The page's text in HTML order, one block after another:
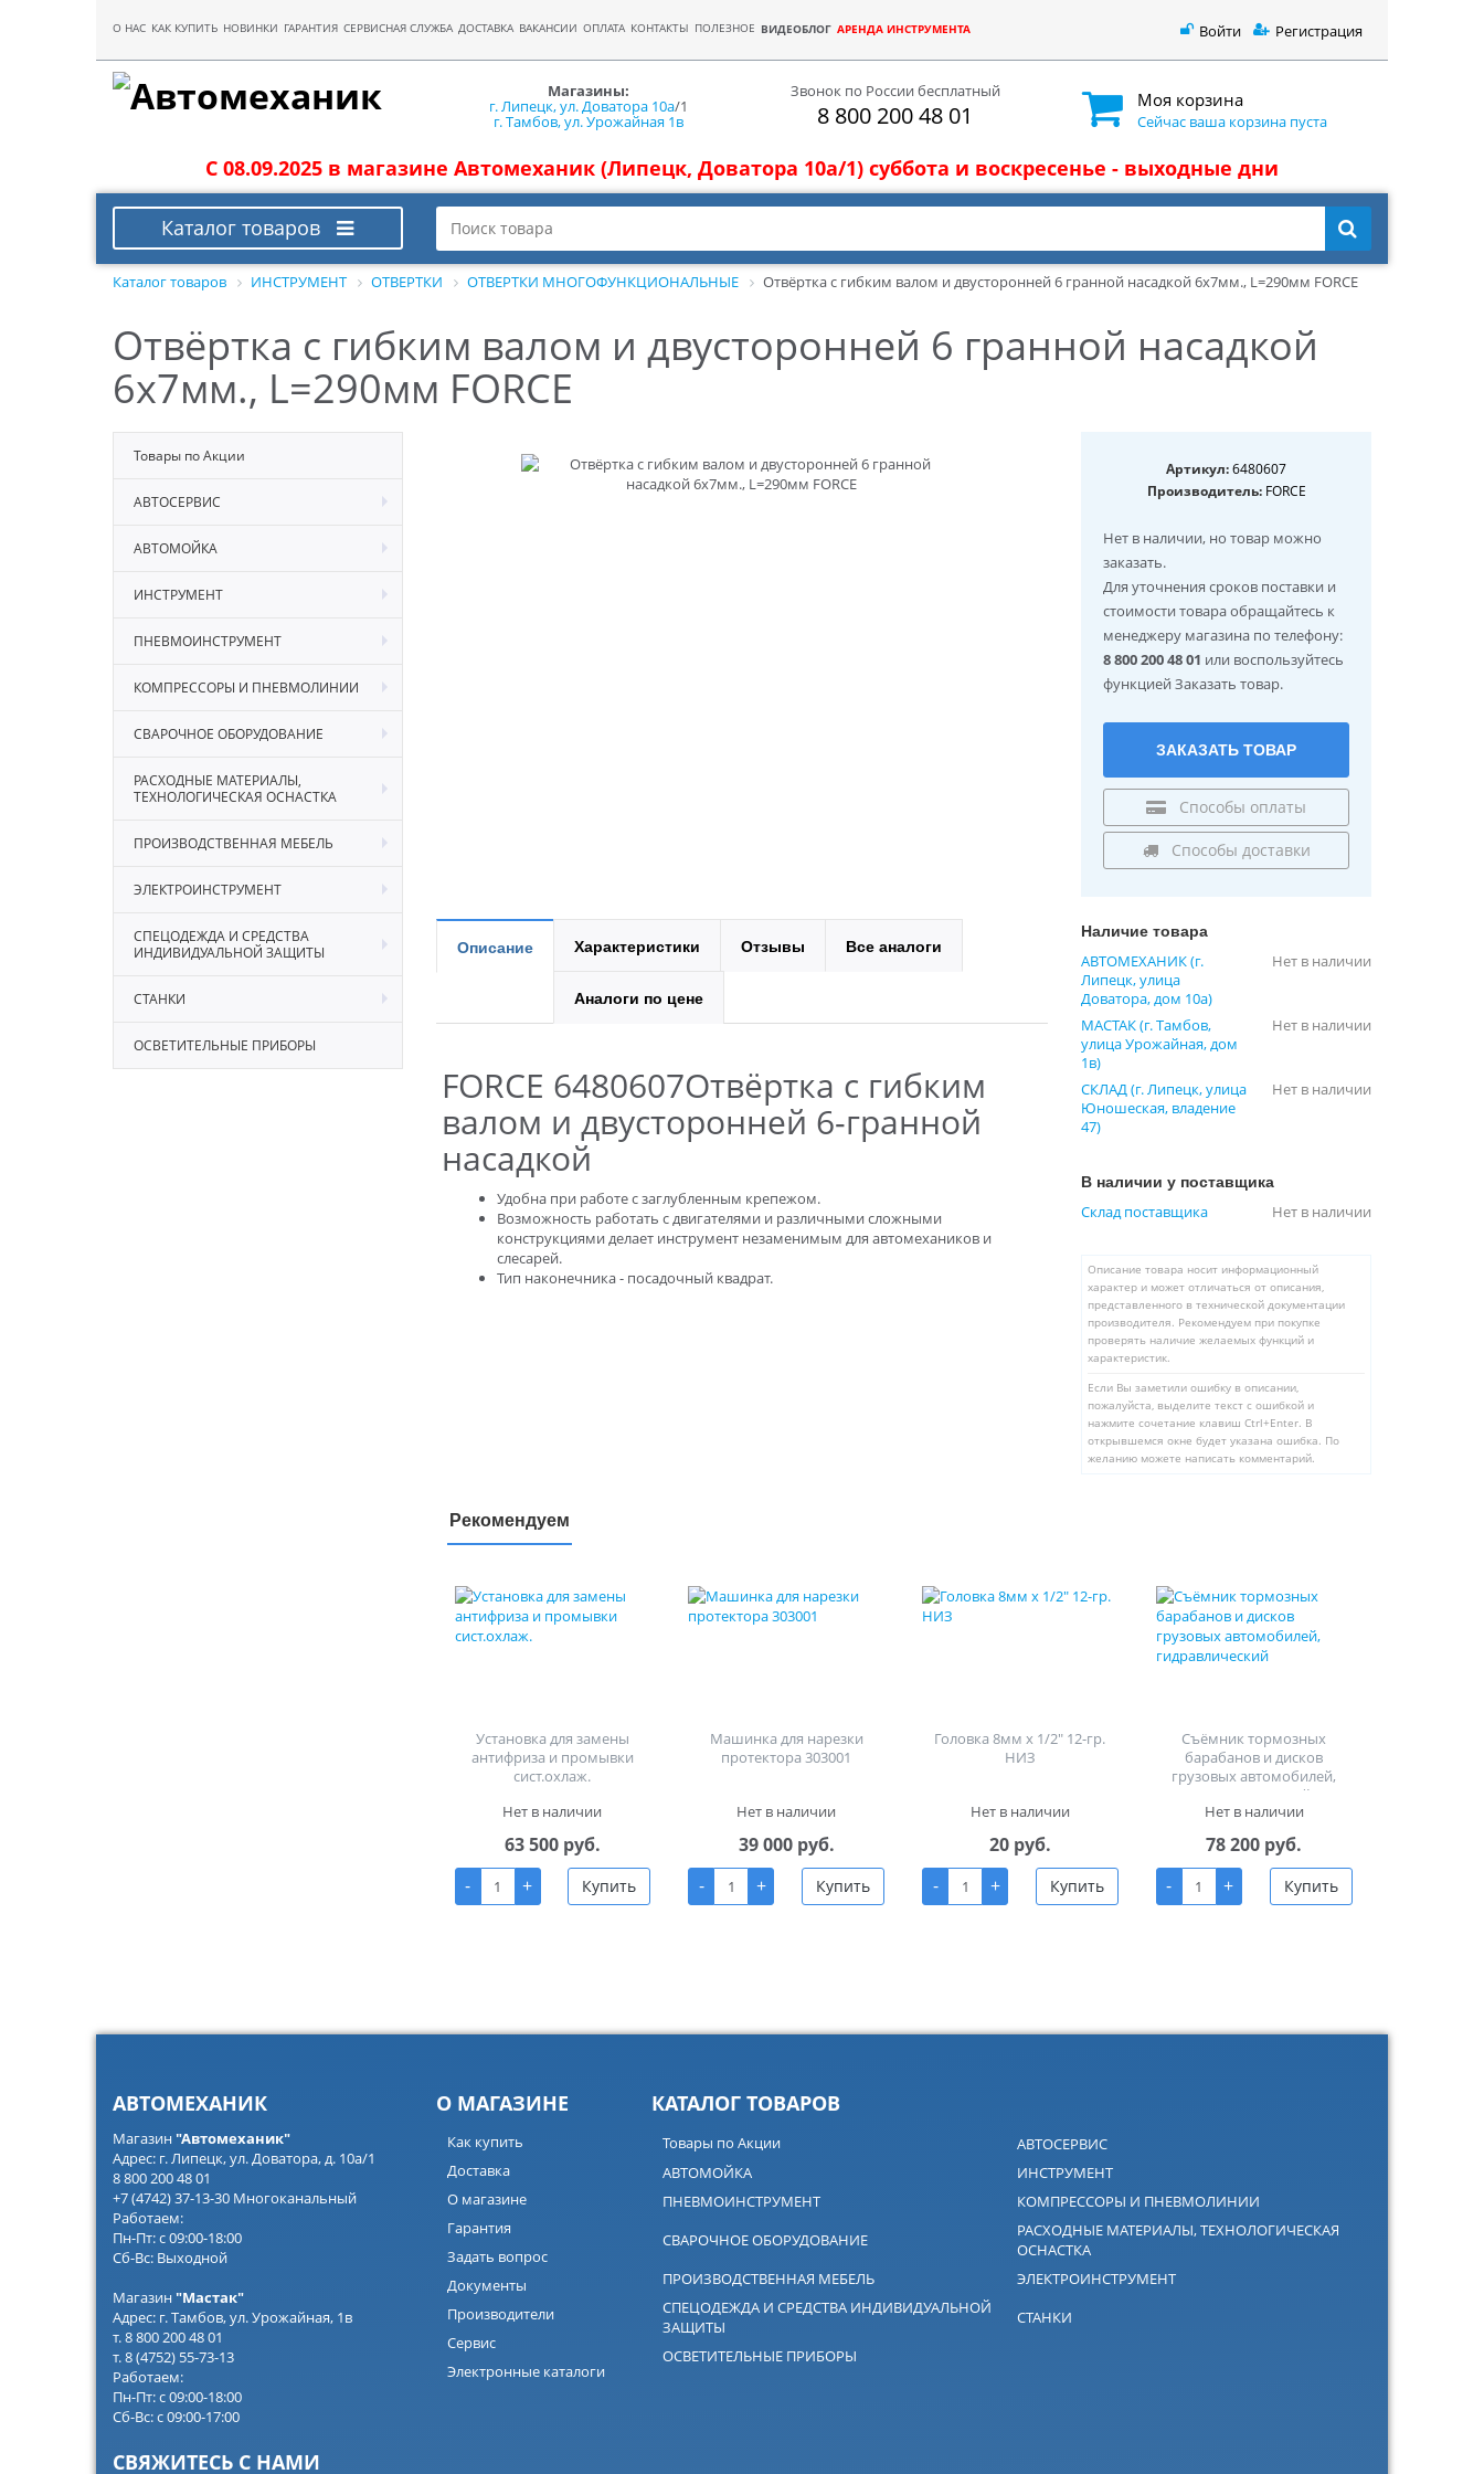
О НАС КАК КУПИТЬ НОВИНКИ ГАРАНТИЯ СЕРВИСНАЯ СЛУЖБА ДОСТАВКА ВАКАНСИИ ОПЛАТА КОНТАКТЫ ПОЛЕЗНОЕ ВИДЕОБЛОГ АРЕНДА ИНСТРУМЕНТА Войти Регистрация
Магазины:
г. Липецк, ул. Доватора 10а/1
г. Тамбов, ул. Урожайная 1в
Звонок по России бесплатный
8 800 200 48 01
Моя корзина
Сейчас ваша корзина пуста
С 08.09.2025 в магазине Автомеханик (Липецк, Доватора 10а/1) суббота и воскресенье - выходные дни
Каталог товаров
Каталог товаров ИНСТРУМЕНТ ОТВЕРТКИ ОТВЕРТКИ МНОГОФУНКЦИОНАЛЬНЫЕ Отвёртка с гибким валом и двусторонней 6 гранной насадкой 6x7мм., L=290мм FORCE
Отвёртка с гибким валом и двусторонней 6 гранной насадкой
6x7мм., L=290мм FORCE
Товары по Акции
АВТОСЕРВИС
АВТОМОЙКА
ИНСТРУМЕНТ
ПНЕВМОИНСТРУМЕНТ
КОМПРЕССОРЫ И ПНЕВМОЛИНИИ
СВАРОЧНОЕ ОБОРУДОВАНИЕ
РАСХОДНЫЕ МАТЕРИАЛЫ,
ТЕХНОЛОГИЧЕСКАЯ ОСНАСТКА
ПРОИЗВОДСТВЕННАЯ МЕБЕЛЬ
ЭЛЕКТРОИНСТРУМЕНТ
СПЕЦОДЕЖДА И СРЕДСТВА
ИНДИВИДУАЛЬНОЙ ЗАЩИТЫ
СТАНКИ
ОСВЕТИТЕЛЬНЫЕ ПРИБОРЫ
Артикул:6480607
Производитель:FORCE
Нет в наличии, но товар можно
заказать.
Для уточнения сроков поставки и
стоимости товара обращайтесь к
менеджеру магазина по телефону:
8 800 200 48 01 или воспользуйтесь
функцией Заказать товар.
ЗАКАЗАТЬ ТОВАР
Способы оплаты
Способы доставки
Описание Характеристики Отзывы Все аналоги
Аналоги по цене
FORCE 6480607Отвёртка с гибким
валом и двусторонней 6-гранной
насадкой
Удобна при работе с заглубленным крепежом.
Возможность работать с двигателями и различными сложными
конструкциями делает инструмент незаменимым для автомехаников и
слесарей.
Тип наконечника - посадочный квадрат.
Наличие товара
АВТОМЕХАНИК (г.
Липецк, улица
Доватора, дом 10а)
Нет в наличии
МАСТАК (г. Тамбов,
улица Урожайная, дом
1в)
Нет в наличии
СКЛАД (г. Липецк, улица
Юношеская, владение
47)
Нет в наличии
В наличии у поставщика
Склад поставщика Нет в наличии
Описание товара носит информационный
характер и может отличаться от описания,
представленного в технической документации
производителя. Рекомендуем при покупке
проверять наличие желаемых функций и
характеристик.
Если Вы заметили ошибку в описании,
пожалуйста, выделите текст с ошибкой и
нажмите сочетание клавиш Ctrl+Enter. В
открывшемся окне будет указана ошибка. По
желанию можете написать комментарий.
Рекомендуем
Установка для замены
антифриза и промывки
сист.охлаж.
Нет в наличии
63 500 руб.
-
+ Купить
Машинка для нарезки
протектора 303001
Нет в наличии
39 000 руб.
-
+ Купить
Головка 8мм х 1/2" 12-гр.
НИЗ
Нет в наличии
20 руб.
-
+ Купить
Съёмник тормозных
барабанов и дисков
грузовых автомобилей,
гидравлический
Нет в наличии
78 200 руб.
-
+ Купить
АВТОМЕХАНИК
Магазин"Автомеханик"
Адрес: г. Липецк, ул. Доватора, д. 10а/1
8 800 200 48 01
+7 (4742) 37-13-30 Многоканальный
Работаем:
Пн-Пт: с 09:00-18:00
Сб-Вс: Выходной
Магазин"Мастак"
Адрес: г. Тамбов, ул. Урожайная, 1в
т. 8 800 200 48 01
т. 8 (4752) 55-73-13
Работаем:
Пн-Пт: с 09:00-18:00
Сб-Вс: с 09:00-17:00
СВЯЖИТЕСЬ С НАМИ
О МАГАЗИНЕ
Как купить
Доставка
О магазине
Гарантия
Задать вопрос
Документы
Производители
Сервис
Электронные каталоги
КАТАЛОГ ТОВАРОВ
Товары по Акции
АВТОСЕРВИС
АВТОМОЙКА
ИНСТРУМЕНТ
ПНЕВМОИНСТРУМЕНТ
КОМПРЕССОРЫ И ПНЕВМОЛИНИИ
СВАРОЧНОЕ ОБОРУДОВАНИЕ
РАСХОДНЫЕ МАТЕРИАЛЫ, ТЕХНОЛОГИЧЕСКАЯ
ОСНАСТКА
ПРОИЗВОДСТВЕННАЯ МЕБЕЛЬ
ЭЛЕКТРОИНСТРУМЕНТ
СПЕЦОДЕЖДА И СРЕДСТВА ИНДИВИДУАЛЬНОЙ
ЗАЩИТЫ
СТАНКИ
ОСВЕТИТЕЛЬНЫЕ ПРИБОРЫ